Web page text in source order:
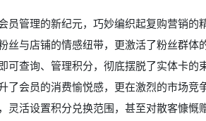
管理的新纪元，巧妙编织起复购营销的
与店铺的情感纽带，更激活了粉丝群体
查询、管理积分，彻底摆脱了实体卡的
会员的消费愉悦感，更在激烈的市场竞
活设置积分兑换范围，甚至对散客慷慨